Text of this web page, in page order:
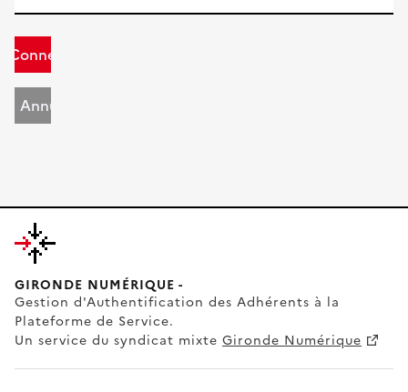
Connexion
Annuler
GIRONDE NUMÉRIQUE -
Gestion d'Authentification des Adhérents à la
Plateforme de Service.
Un service du syndicat mixte Gironde Numérique